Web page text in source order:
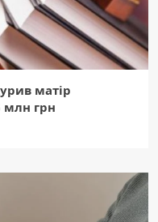
матір
млн грн